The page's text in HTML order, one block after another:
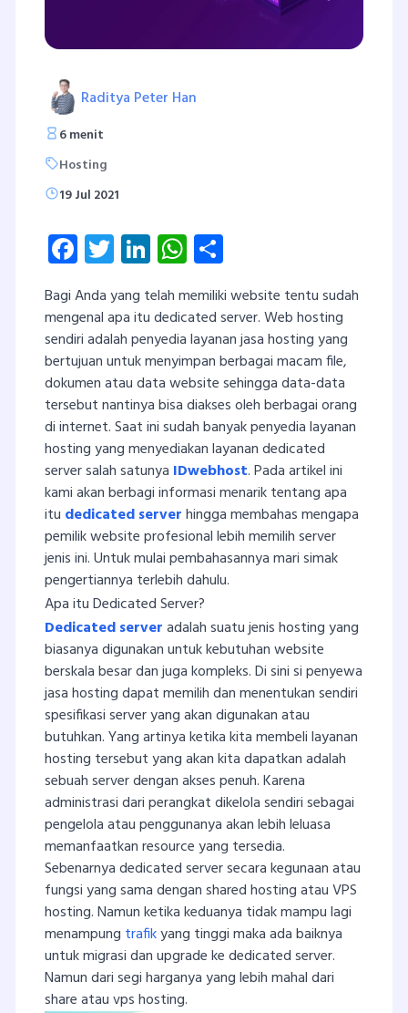
Raditya Peter Han
6 menit
Hosting
19 Jul 2021
Facebook
Twitter
LinkedInWhatsApp
Bagi Anda yang telah memiliki website tentu sudah
mengenal apa itu dedicated server. Web hosting
sendiri adalah penyedia layanan jasa hosting yang
bertujuan untuk menyimpan berbagai macam file,
dokumen atau data website sehingga data-data
tersebut nantinya bisa diakses oleh berbagai orang
di internet. Saat ini sudah banyak penyedia layanan
hosting yang menyediakan layanan dedicated
server salah satunya IDwebhost. Pada artikel ini
kami akan berbagi informasi menarik tentang apa
itu dedicated serverhingga membahas mengapa
pemilik website profesional lebih memilih server
jenis ini. Untuk mulai pembahasannya mari simak
pengertiannya terlebih dahulu.
Apa itu Dedicated Server?
Dedicated serveradalah suatu jenis hosting yang
biasanya digunakan untuk kebutuhan website
berskala besar dan juga kompleks. Di sini si penyewa
jasa hosting dapat memilih dan menentukan sendiri
spesifikasi server yang akan digunakan atau
butuhkan. Yang artinya ketika kita membeli layanan
hosting tersebut yang akan kita dapatkan adalah
sebuah server dengan akses penuh. Karena
administrasi dari perangkat dikelola sendiri sebagai
pengelola atau penggunanya akan lebih leluasa
memanfaatkan resource yang tersedia.
Sebenarnya dedicated server secara kegunaan atau
fungsi yang sama dengan shared hosting atau VPS
hosting. Namun ketika keduanya tidak mampu lagi
menampung trafikyang tinggi maka ada baiknya
untuk migrasi dan upgrade ke dedicated server.
Namun dari segi harganya yang lebih mahal dari
share atau vps hosting.